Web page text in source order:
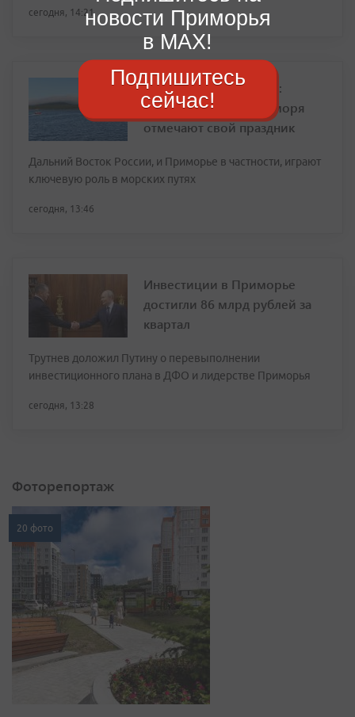
сегодня, 14:21
7 августа – День маяка:
Приморские стражи моря
отмечают свой праздник
Дальний Восток России, и Приморье в частности, играют
ключевую роль в морских путях
сегодня, 13:46
Инвестиции в Приморье
достигли 86 млрд рублей за
квартал
Трутнев доложил Путину о перевыполнении
инвестиционного плана в ДФО и лидерстве Приморья
сегодня, 13:28
Фоторепортаж
20 фото
новости Приморья
в MAX!
Подпишитесь
сейчас!